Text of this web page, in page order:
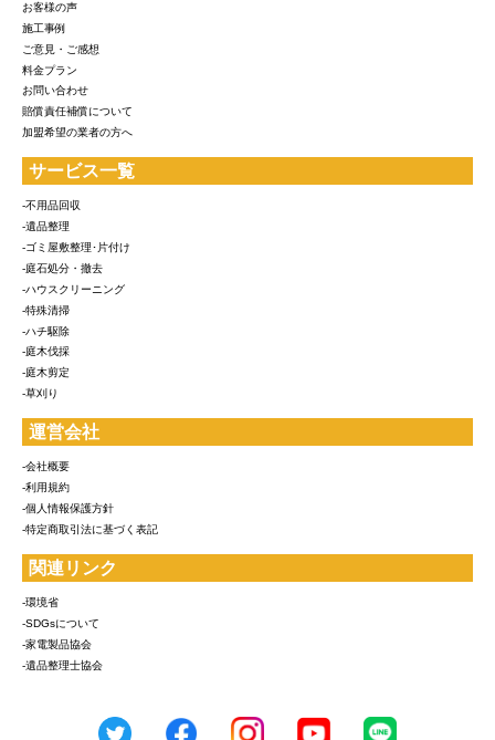
お客様の声
施工事例
ご意見・ご感想
料金プラン
お問い合わせ
賠償責任補償について
加盟希望の業者の方へ
サービス一覧
-不用品回収
-遺品整理
-ゴミ屋敷整理･片付け
-庭石処分・撤去
-ハウスクリーニング
-特殊清掃
-ハチ駆除
-庭木伐採
-庭木剪定
-草刈り
運営会社
-会社概要
-利用規約
-個人情報保護方針
-特定商取引法に基づく表記
関連リンク
-環境省
-SDGsについて
-家電製品協会
-遺品整理士協会